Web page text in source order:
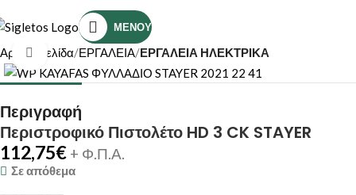
ΜΕΝΟΎ
Αρχική σελίδα ΕΡΓΑΛΕΙΑ ΕΡΓΑΛΕΙΑ ΗΛΕΚΤΡΙΚΑ
Κάντε κλικ για μεγέθυνση
Περιγραφή
Περιστροφικό Πιστολέτο HD 3 CK STAYER
112,75€ + Φ.Π.Α.
Σε απόθεμα